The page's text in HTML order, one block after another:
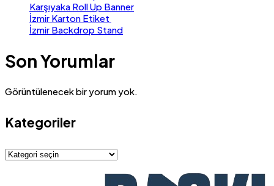
Karşıyaka Roll Up Banner
İzmir Karton Etiket
İzmir Backdrop Stand
Son Yorumlar
Görüntülenecek bir yorum yok.
Kategoriler
Kategoriler